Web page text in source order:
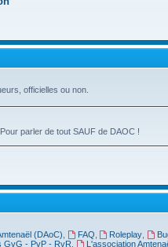
officielles ou non.
parler de tout SAUF de DAOC !
(DAoC) FAQ Roleplay
GvG - PvP - RvR L'association